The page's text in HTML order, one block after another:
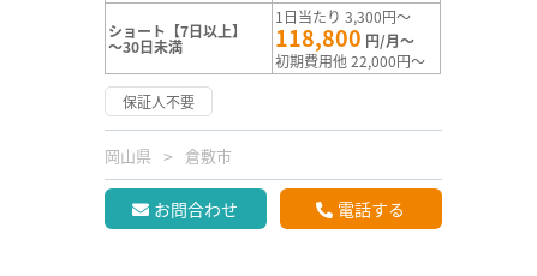
ショート【7日以上】
～30日未満
1日当たり 3,300円～
118,800 円/月～
初期費用他 22,000円～
保証人不要
岡山県 倉敷市
お問合わせ 電話する